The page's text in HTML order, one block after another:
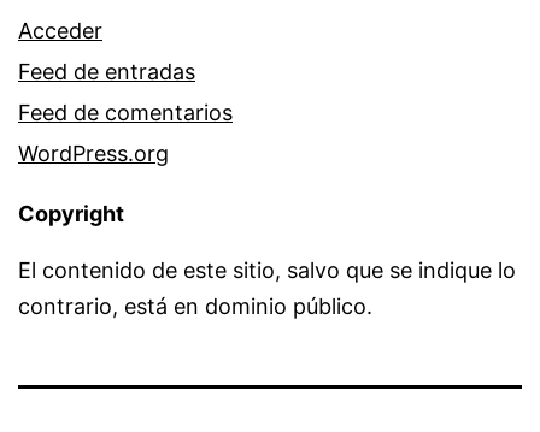
Acceder
Feed de entradas
Feed de comentarios
WordPress.org
Copyright
El contenido de este sitio, salvo que se indique lo
contrario, está en dominio público.